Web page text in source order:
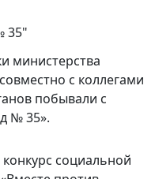
35"
министерства
с коллегами
побывали с
№ 35».
социальной